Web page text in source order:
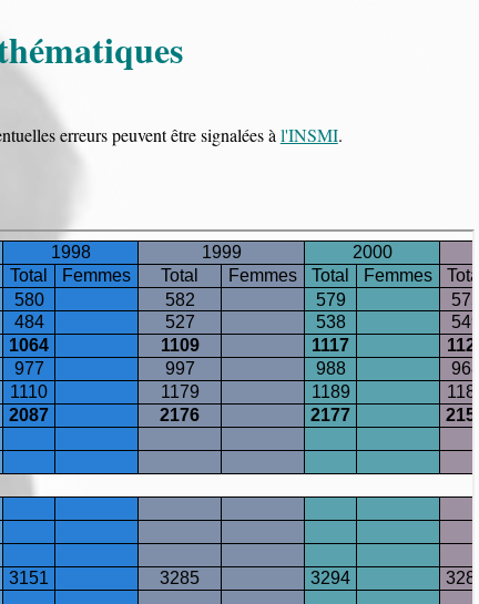
erreurs peuvent être signalées à l'INSMI.